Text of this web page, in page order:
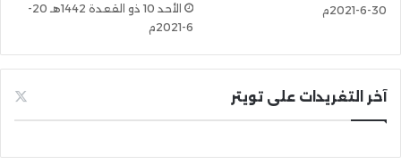
30-6-2021م
الأحد 10 ذو القعدة 1442هـ 20-
6-2021م
آخر التغريدات على تويتر